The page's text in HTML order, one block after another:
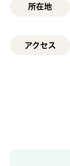
所在地
アクセス